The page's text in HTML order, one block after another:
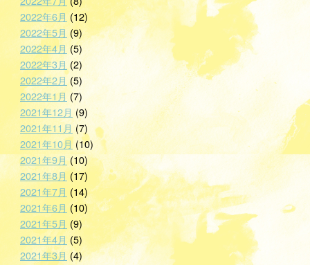
2022年6月(12)
2022年5月(9)
2022年4月 (5)
2022年3月 (2)
2022年2月 (5)
2022年1月(7)
2021年12月 (9)
2021年11月 (7)
2021年10月 (10)
2021年9月(10)
2021年8月 (17)
2021年7月 (14)
2021年6月 (10)
2021年5月 (9)
2021年4月 (5)
2021年3月 (4)